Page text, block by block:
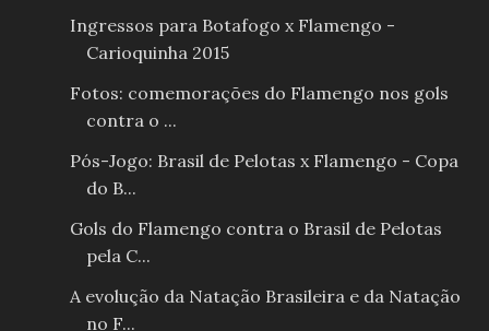
Ingressos para Botafogo x Flamengo -
Carioquinha 2015
Fotos: comemorações do Flamengo nos gols
contra o ...
Pós-Jogo: Brasil de Pelotas x Flamengo - Copa
do B...
Gols do Flamengo contra o Brasil de Pelotas
pela C...
A evolução da Natação Brasileira e da Natação
no F...